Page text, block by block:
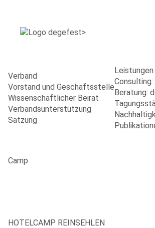
Verband
Vorstand und Geschäftsstelle
Wissenschaftlicher Beirat
Verbandsunterstützung
Satzung
Leistungen
Beratung:
Camp
HOTELCAMP REINSEHLEN